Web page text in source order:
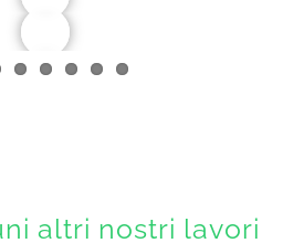
altri nostri lavori